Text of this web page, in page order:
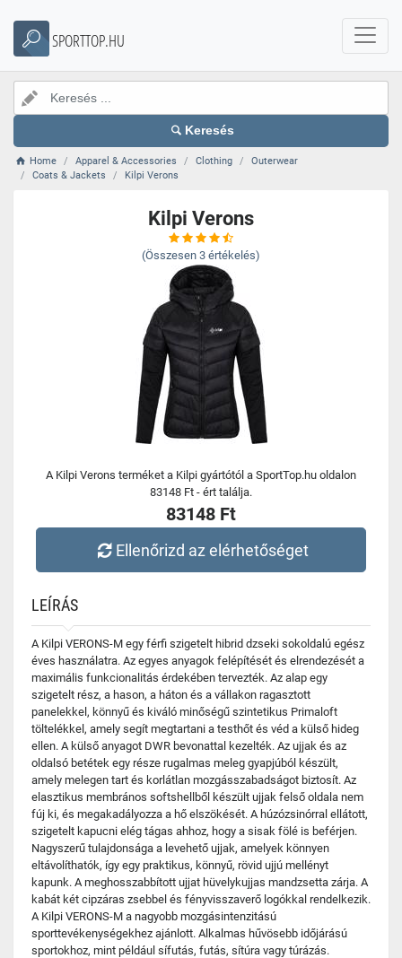
SPORTTOP.HU
Keresés
Home Apparel & Accessories Clothing
Outerwear
Coats & Jackets
Kilpi Verons
Kilpi Verons
(Összesen 3 értékelés)
A Kilpi Verons terméket a Kilpi gyártótól a SportTop.hu oldalon
83148 Ft - ért találja.
83148 Ft
Ellenőrizd az elérhetőséget
LEÍRÁS
A Kilpi VERONS-M egy férfi szigetelt hibrid dzseki sokoldalú egész
éves használatra. Az egyes anyagok felépítését és elrendezését a
maximális funkcionalitás érdekében tervezték. Az alap egy
szigetelt rész, a hason, a háton és a vállakon ragasztott
panelekkel, könnyű és kiváló minőségű szintetikus Primaloft
töltelékkel, amely segít megtartani a testhőt és véd a külső hideg
ellen. A külső anyagot DWR bevonattal kezelték. Az ujjak és az
oldalsó betétek egy része rugalmas meleg gyapjúból készült,
amely melegen tart és korlátlan mozgásszabadságot biztosít. Az
elasztikus membrános softshellből készült ujjak felső oldala nem
fúj ki, és megakadályozza a hő elszökését. A húzózsinórral ellátott,
szigetelt kapucni elég tágas ahhoz, hogy a sisak fölé is beférjen.
Nagyszerű tulajdonsága a levehető ujjak, amelyek könnyen
eltávolíthatók, így egy praktikus, könnyű, rövid ujjú mellényt
kapunk. A meghosszabbított ujjat hüvelykujjas mandzsetta zárja. A
kabát két cipzáras zsebbel és fényvisszaverő logókkal rendelkezik.
A Kilpi VERONS-M a nagyobb mozgásintenzitású
sporttevékenységekhez ajánlott. Alkalmas hűvösebb időjárású
sportokhoz, mint például sífutás, futás, sítúra vagy túrázás.